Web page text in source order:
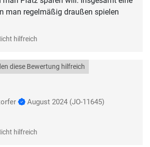
man regelmäßig draußen spielen
hilfreich
diese Bewertung hilfreich
August 2024 (JO-11645)
hilfreich